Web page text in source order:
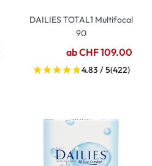
DAILIES TOTAL1 Multifocal
90
ab CHF 109.00
4.83 / 5(422)